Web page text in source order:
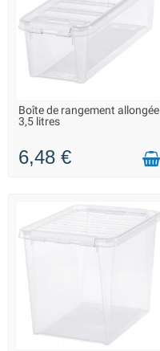
LIVRAISON 2 À 3 JOURS
Boîte de rangement allongée
3,5 litres
6,48 €